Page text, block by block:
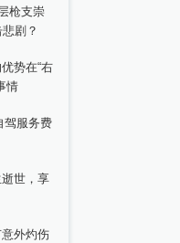
枪支崇
剧？
势在“右
情
驾服务费
世，享
外灼伤